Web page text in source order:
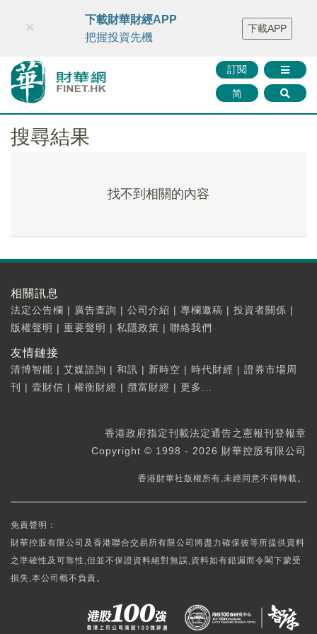
財華智庫網 FINTV FINMETA 財華證券 媒體矩陣
智庫沙龍
聯絡我們
訂閱
简
×
下載財華財經APP
把握投資先機
下載APP
搜尋結果
找不到相關的內容
相關訊息
法定公告欄 | 廣告查詢 | 公司介紹 | 專欄邀稿 | 投資者關係 |
版權聲明 | 重要聲明 | 私隱政策 | 聯絡我們
友情鏈接
清博智能 | 艾媒諮詢 | 和訊 | 新時空 | 時代財經 | 證券市場周
刊
| 壹財信 | 權衡財經 | 攬富財經 | 更多...
香港政府指定刊載法定通告之憲報刊登報章
Copyright © 1998 - 2026 財華控股有限公司
香港財華社版權所有,未經同意不得轉載。
免責聲明：
財華控股有限公司及香港聯合交易所有限公司將盡力確保彼等所提供資料
之準確性及可靠性,但並不保證資料絕對無誤,資料如有錯漏而令閣下蒙受
損失,本公司概不負責。